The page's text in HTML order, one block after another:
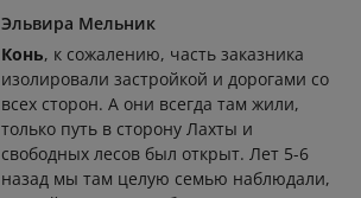
Эльвира Мельник
Конь, к сожалению, часть заказника
изолировали застройкой и дорогами со
всех сторон. А они всегда там жили,
только путь в сторону Лахты и
свободных лесов был открыт. Лет 5-6
назад мы там целую семью наблюдали,